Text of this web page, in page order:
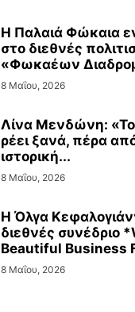
Η Παλαιά Φώκαια
στο διεθνές
«Φωκαέων
8 Μαΐου, 2026
Λίνα Μενδώνη:
ρέει ξανά, πέρα
ιστορική...
8 Μαΐου, 2026
Η Όλγα
διεθνές συνέδριο
Beautiful Business
8 Μαΐου, 2026